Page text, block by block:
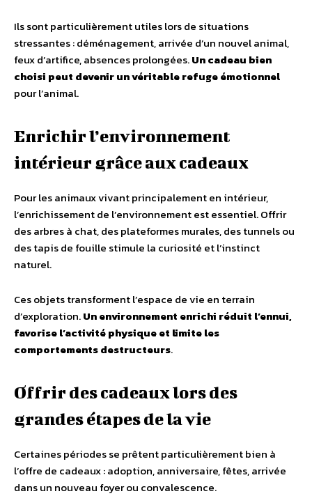
Ils sont particulièrement utiles lors de situations
stressantes : déménagement, arrivée d’un nouvel animal,
feux d’artifice, absences prolongées.Un cadeau bien
choisi peut devenir un véritable refuge émotionnel
pour l’animal.
Enrichir l’environnement
intérieur grâce aux cadeaux
Pour les animaux vivant principalement en intérieur,
l’enrichissement de l’environnement est essentiel. Offrir
des arbres à chat, des plateformes murales, des tunnels ou
des tapis de fouille stimule la curiosité et l’instinct
naturel.
Ces objets transforment l’espace de vie en terrain
d’exploration.Un environnement enrichi réduit l’ennui,
favorise l’activité physique et limite les
comportements destructeurs.
Offrir des cadeaux lors des
grandes étapes de la vie
Certaines périodes se prêtent particulièrement bien à
l’offre de cadeaux : adoption, anniversaire, fêtes, arrivée
dans un nouveau foyer ou convalescence.